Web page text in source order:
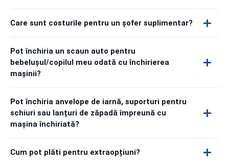
Care sunt costurile pentru un șofer suplimentar?
Pot închiria un scaun auto pentru
bebelușul/copilul meu odată cu închirierea
mașinii?
Pot închiria anvelope de iarnă, suporturi pentru
schiuri sau lanțuri de zăpadă împreună cu
mașina închiriată?
Cum pot plăti pentru extraopțiuni?